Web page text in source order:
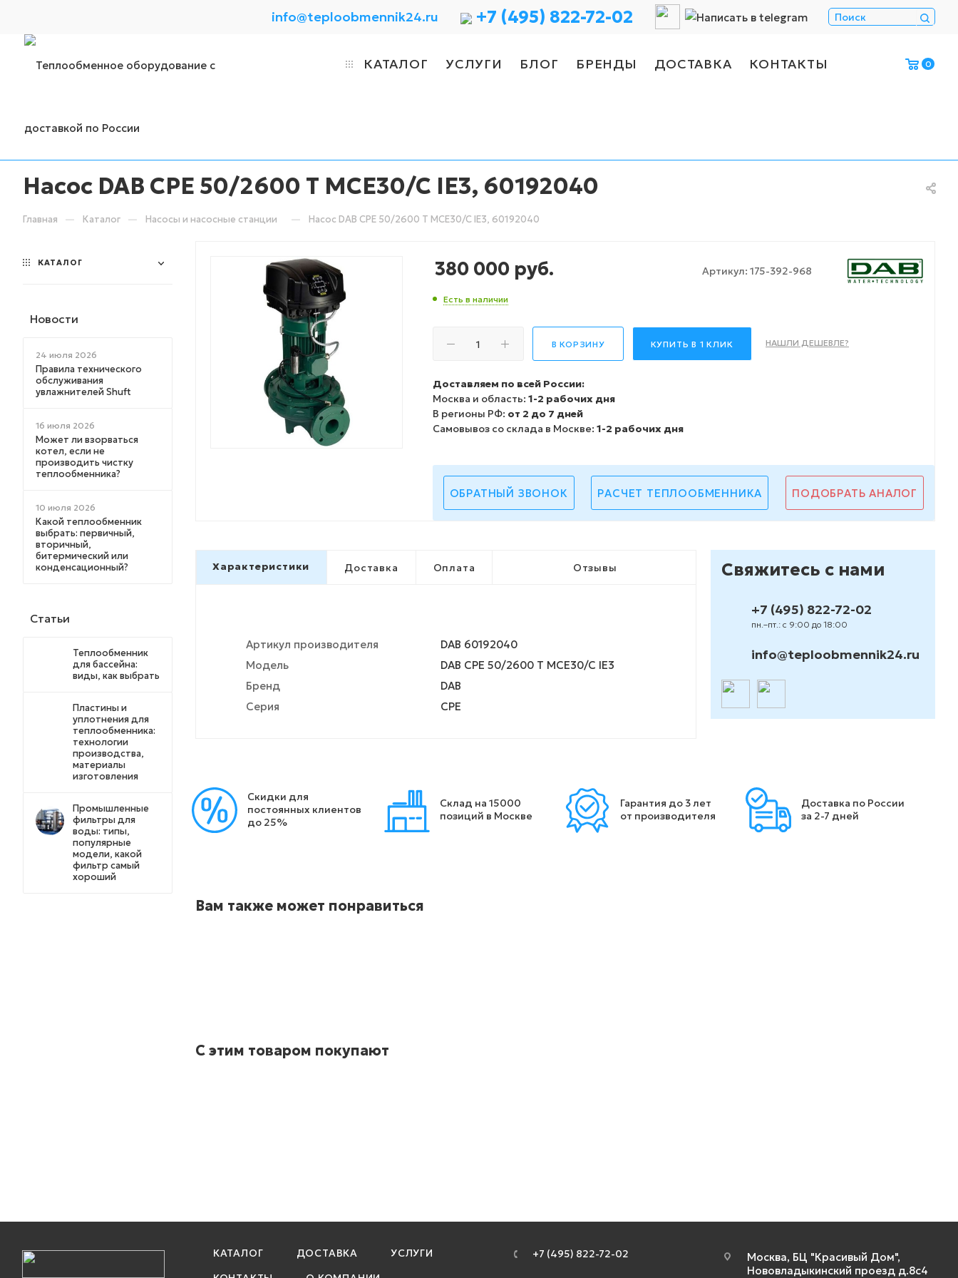
info@teploobmennik24.ru +7 (495) 822-72-02
КАТАЛОГ УСЛУГИ БЛОГ БРЕНДЫ ДОСТАВКА КОНТАКТЫ 0
Насос DAB CPE 50/2600 T MCE30/C IE3, 60192040
Главная — Каталог — Насосы и насосные станции — Насос DAB CPE 50/2600 T MCE30/C IE3, 60192040
Артикул: 175-392-968
380 000 руб.
Есть в наличии
В КОРЗИНУ КУПИТЬ В 1 КЛИК НАШЛИ ДЕШЕВЛЕ?
Доставляем по всей России:
Москва и область: 1-2 рабочих дня
В регионы РФ: от 2 до 7 дней
Самовывоз со склада в Москве: 1-2 рабочих дня
ОБРАТНЫЙ ЗВОНОК РАСЧЕТ ТЕПЛООБМЕННИКА ПОДОБРАТЬ АНАЛОГ
Характеристики Доставка Оплата Отзывы
Артикул производителя
DAB 60192040
Модель
DAB CPE 50/2600 T MCE30/C IE3
Бренд
DAB
Серия
CPE
Свяжитесь с нами
+7 (495) 822-72-02
пн.–пт.: с 9:00 до 18:00
info@teploobmennik24.ru
Скидки для
постоянных клиентов
до 25%
Склад на 15000
позиций в Москве
Гарантия до 3 лет
от производителя
Доставка по России
за 2-7 дней
Вам также может понравиться
С этим товаром покупают
КАТАЛОГ
Новости
24 июля 2026
Правила технического
обслуживания
увлажнителей Shuft
16 июля 2026
Может ли взорваться
котел, если не
производить чистку
теплообменника?
10 июля 2026
Какой теплообменник
выбрать: первичный,
вторичный,
битермический или
конденсационный?
Статьи
Теплообменник
для бассейна:
виды, как выбрать
Пластины и
уплотнения для
теплообменника:
технологии
производства,
материалы
изготовления
Промышленные
фильтры для
воды: типы,
популярные
модели, какой
фильтр самый
хороший
КАТАЛОГ ДОСТАВКА
УСЛУГИ
+7 (495) 822-72-02
Москва, БЦ "Красивый Дом",
Нововладыкинский проезд д.8с4